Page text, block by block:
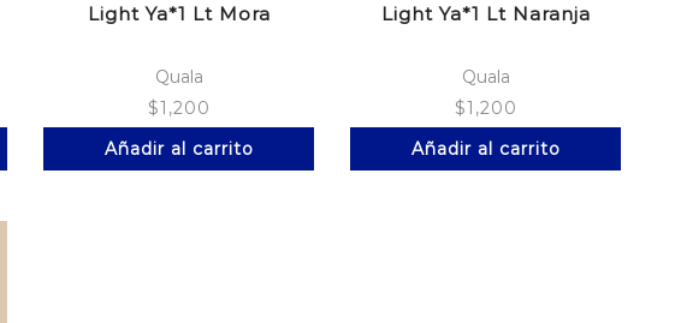
Light Ya*1 Lt Mora
Quala
$1,200
Añadir al carrito
Light Ya*1 Lt Naranja
Quala
$1,200
Añadir al carrito